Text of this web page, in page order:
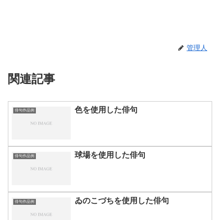
管理人
関連記事
俳句作品例 色を使用した俳句
俳句作品例 球場を使用した俳句
俳句作品例 ゐのこづちを使用した俳句